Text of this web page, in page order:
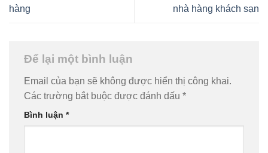
hàng
nhà hàng khách sạn
Để lại một bình luận
Email của bạn sẽ không được hiển thị công khai.
Các trường bắt buộc được đánh dấu *
Bình luận *